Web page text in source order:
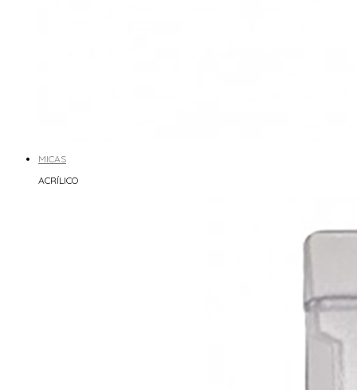
MICAS
ACRÍLICO